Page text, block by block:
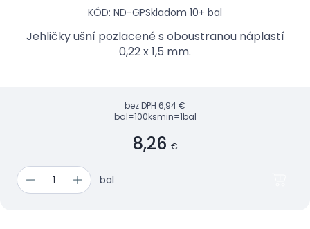
KÓD: ND-GPSkladom 10+ bal
Jehličky ušní pozlacené s oboustranou náplastí
0,22 x 1,5 mm.
bez DPH 6,94 €
bal=100ksmin=1bal
8,26 €
bal